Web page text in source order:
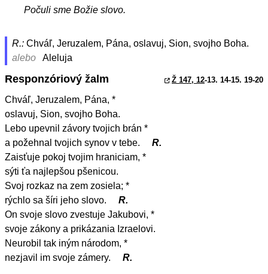
Počuli sme Božie slovo.
R.: Chváľ, Jeruzalem, Pána, oslavuj, Sion, svojho Boha.
alebo
Aleluja
Responzóriový žalm Ž 147, 12-13. 14-15. 19-20
Chváľ, Jeruzalem, Pána, *
oslavuj, Sion, svojho Boha.
Lebo upevnil závory tvojich brán *
a požehnal tvojich synov v tebe.
R.
Zaisťuje pokoj tvojim hraniciam, *
sýti ťa najlepšou pšenicou.
Svoj rozkaz na zem zosiela; *
rýchlo sa šíri jeho slovo.
R.
On svoje slovo zvestuje Jakubovi, *
svoje zákony a prikázania Izraelovi.
Neurobil tak iným národom, *
nezjavil im svoje zámery.
R.